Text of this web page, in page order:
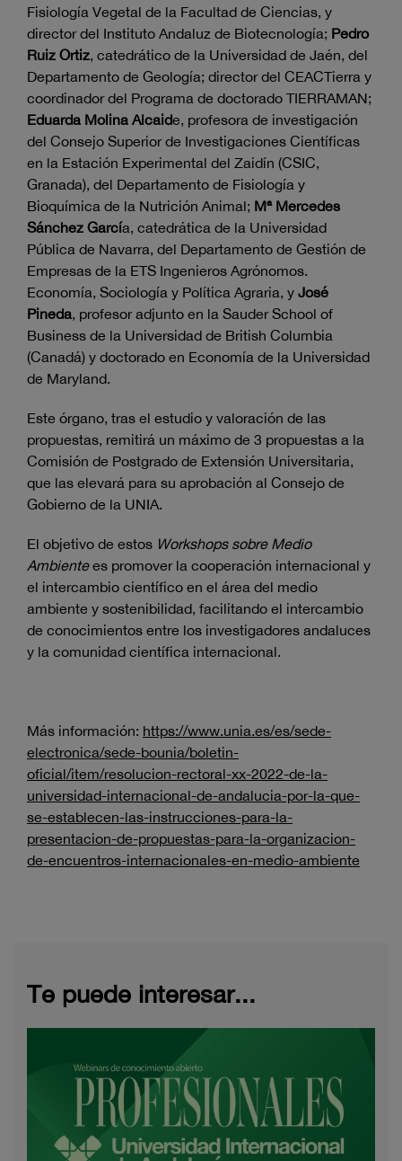
Fisiología Vegetal de la Facultad de Ciencias, y
director del Instituto Andaluz de Biotecnología; Pedro
Ruiz Ortiz, catedrático de la Universidad de Jaén, del
Departamento de Geología; director del CEACTierra y
coordinador del Programa de doctorado TIERRAMAN;
Eduarda Molina Alcaide, profesora de investigación
del Consejo Superior de Investigaciones Científicas
en la Estación Experimental del Zaidín (CSIC,
Granada), del Departamento de Fisiología y
Bioquímica de la Nutrición Animal; Mª Mercedes
Sánchez García, catedrática de la Universidad
Pública de Navarra, del Departamento de Gestión de
Empresas de la ETS Ingenieros Agrónomos.
Economía, Sociología y Política Agraria, y José
Pineda, profesor adjunto en la Sauder School of
Business de la Universidad de British Columbia
(Canadá) y doctorado en Economía de la Universidad
de Maryland.
Este órgano, tras el estudio y valoración de las
propuestas, remitirá un máximo de 3 propuestas a la
Comisión de Postgrado de Extensión Universitaria,
que las elevará para su aprobación al Consejo de
Gobierno de la UNIA.
El objetivo de estos Workshops sobre Medio
Ambientees promover la cooperación internacional y
el intercambio científico en el área del medio
ambiente y sostenibilidad, facilitando el intercambio
de conocimientos entre los investigadores andaluces
y la comunidad científica internacional.
Más información: https://www.unia.es/es/sede-
electronica/sede-bounia/boletin-
oficial/item/resolucion-rectoral-xx-2022-de-la-
universidad-internacional-de-andalucia-por-la-que-
se-establecen-las-instrucciones-para-la-
presentacion-de-propuestas-para-la-organizacion-
de-encuentros-internacionales-en-medio-ambiente
Te puede interesar...